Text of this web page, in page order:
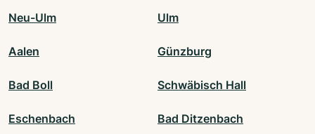
Neu-Ulm Ulm
Aalen Günzburg
Bad Boll Schwäbisch Hall
Eschenbach Bad Ditzenbach